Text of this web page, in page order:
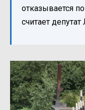
отказывается
считает